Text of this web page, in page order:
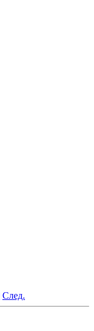
След.